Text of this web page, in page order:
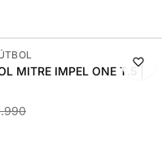
MITRE IMPEL ONE T.5 |